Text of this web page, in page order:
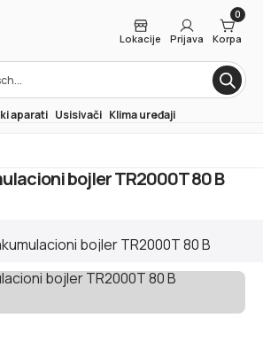
Lokacije Prijava
0
Korpa
aparati Usisivači Klima uređaji
bojler TR2000T 80 B